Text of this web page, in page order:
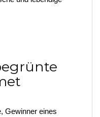
Gewinner eines